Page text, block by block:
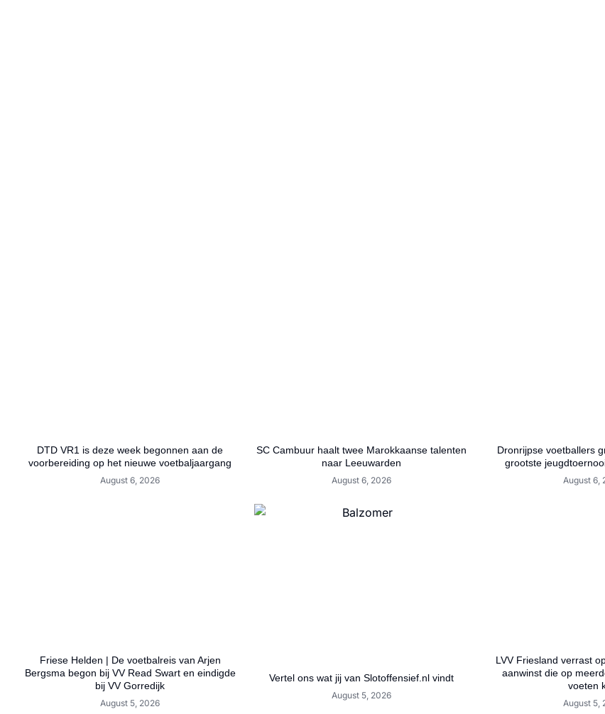
DTD VR1 is deze week begonnen aan de
voorbereiding op het nieuwe voetbaljaargang
August 6, 2026
SC Cambuur haalt twee Marokkaanse talenten
naar Leeuwarden
August 6, 2026
Dronrijpse voetballers
grootste
August 6,
Friese Helden | De voetbalreis van Arjen
Bergsma begon bij VV Read Swart en eindigde
bij VV Gorredijk
August 5, 2026
Vertel ons wat jij van Slotoffensief.nl vindt
August 5, 2026
LVV Friesland verrast
aanwinst die op
voeten
August 5,